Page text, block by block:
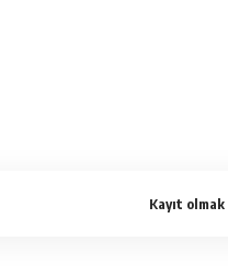
Kayıt olmak